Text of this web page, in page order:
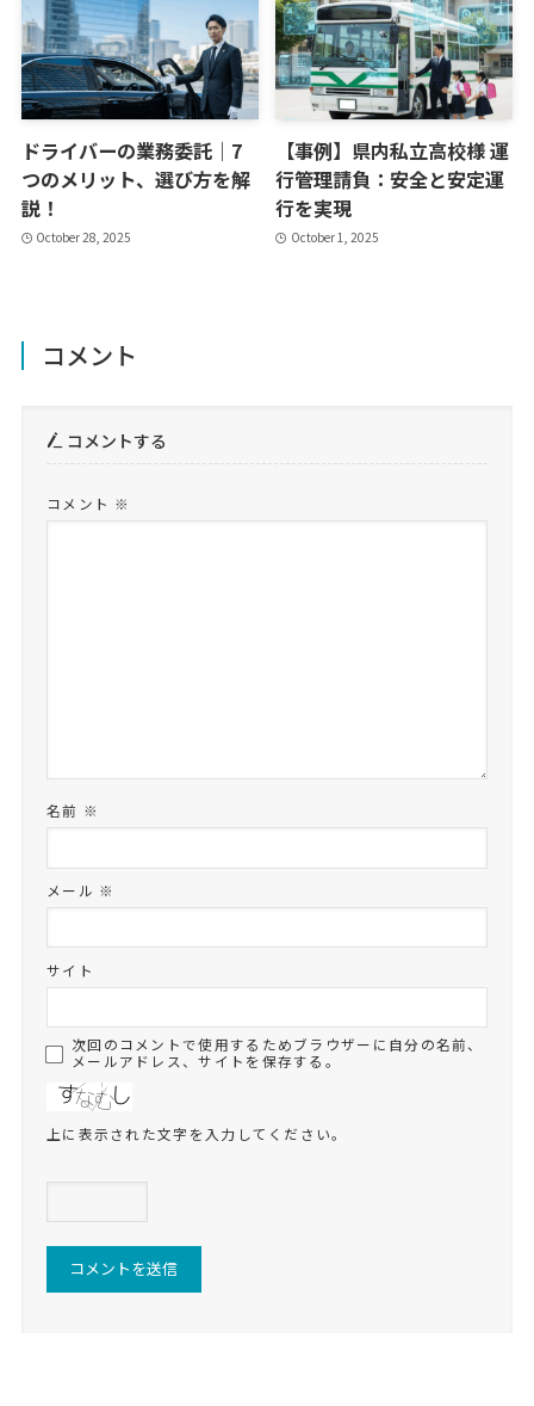
ドライバーの業務委託｜7
つのメリット、選び方を解
説！
October 28, 2025
【事例】県内私立高校様 運
行管理請負：安全と安定運
行を実現
October 1, 2025
コメント
コメントする
コメント ※
名前 ※
メール ※
サイト
次回のコメントで使用するためブラウザーに自分の名前、
メールアドレス、サイトを保存する。
上に表示された文字を入力してください。